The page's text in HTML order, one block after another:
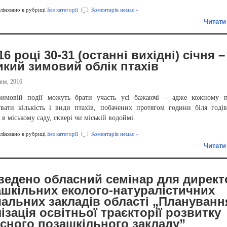
в рубриці Без категорії Коментарів немає »
році 30-31 (останні вихідні) січня –
зимовий облік птахів
2016
події можуть брати участь усі бажаючі – адже кожному
кількість і види птахів, побачених протягом години біля
в міському саду, сквері чи міській водоймі.
в рубриці Без категорії Коментарів немає »
обласний семінар для
еколого-натуралістичних
закладів області
освітньої траєкторії розвитку
позашкільного закладу”